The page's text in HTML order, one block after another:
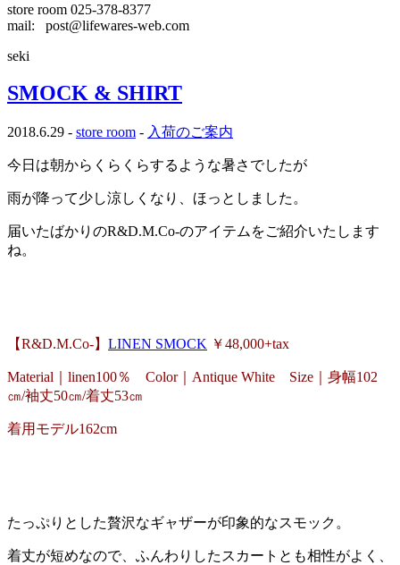
store room 025-378-8377
mail: post@lifewares-web.com
seki
SMOCK & SHIRT
2018.6.29 - store room - 入荷のご案内
今日は朝からくらくらするような暑さでしたが
雨が降って少し涼しくなり、ほっとしました。
届いたばかりのR&D.M.Co-のアイテムをご紹介いたします
ね。
【R&D.M.Co-】 LINEN SMOCK ￥48,000+tax
Material｜linen100％ Color｜Antique White Size｜身幅102
㎝/袖丈50㎝/着丈53㎝
着用モデル162cm
たっぷりとした贅沢なギャザーが印象的なスモック。
着丈が短めなので、ふんわりしたスカートとも相性がよく、